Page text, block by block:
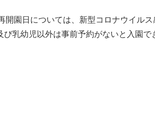
開園日については、新型コロナウイル
幼児以外は事前予約がないと入園で